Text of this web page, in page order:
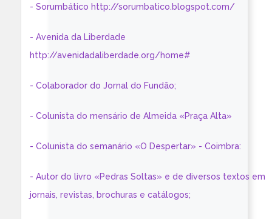
- Sorumbático http://sorumbatico.blogspot.com/
- Avenida da Liberdade
http://avenidadaliberdade.org/home#
- Colaborador do Jornal do Fundão;
- Colunista do mensário de Almeida «Praça Alta»
- Colunista do semanário «O Despertar» - Coimbra:
- Autor do livro «Pedras Soltas» e de diversos textos em
jornais, revistas, brochuras e catálogos;